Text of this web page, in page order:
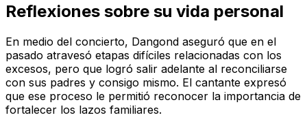
Reflexiones sobre su vida personal
En medio del concierto, Dangond aseguró que en el
pasado atravesó etapas difíciles relacionadas con los
excesos, pero que logró salir adelante al reconciliarse
con sus padres y consigo mismo. El cantante expresó
que ese proceso le permitió reconocer la importancia de
fortalecer los lazos familiares.